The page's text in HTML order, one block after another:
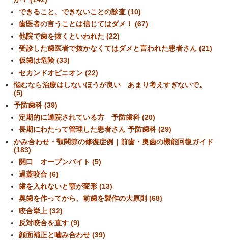
できること、できないことの診査 (10)
歯医者の言うことは信じてはダメ！ (67)
他院で歯を抜くといわれた (22)
受診した歯医者で抜かなくてはダメと言われた患者さん (21)
仮歯は危険 (33)
セカンドオピニオン (22)
悩むなら治療はしないほうが良い あまり考えすぎないで。
(5)
予防歯科 (39)
定期的に通院されている方 予防歯科 (20)
長期にわたって管理した患者さん 予防歯科 (29)
かみ合わせ・顎関節の修復症例｜前歯・奥歯の機能回復ガイド
(183)
開口 オープンバイト (5)
過蓋咬合 (6)
歯を入れないと顎が変形 (13)
奥歯を作ってから、前歯を製作の大原則 (68)
咬合挙上 (32)
反対咬合を直す (9)
顔面補正と噛み合わせ (39)